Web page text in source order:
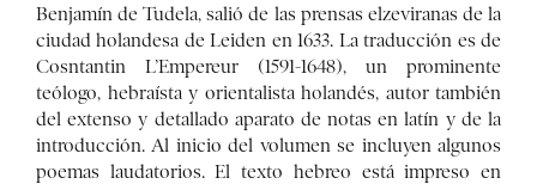
Benjamín de Tudela, salió de las prensas elzeviranas de la
ciudad holandesa de Leiden en 1633. La traducción es de
Cosntantin L’Empereur (1591-1648), un prominente
teólogo, hebraísta y orientalista holandés, autor también
del extenso y detallado aparato de notas en latín y de la
introducción. Al inicio del volumen se incluyen algunos
poemas laudatorios. El texto hebreo está impreso en